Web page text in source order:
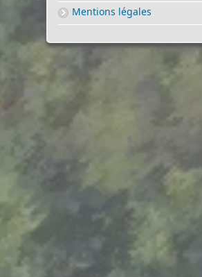
Mentions légales